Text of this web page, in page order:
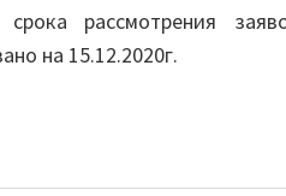
срока рассмотрения
на 15.12.2020г.